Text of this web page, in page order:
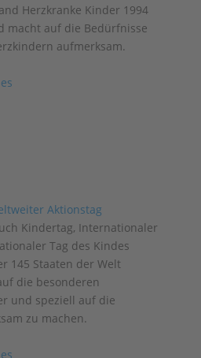
Herzkranke Kinder 1994
macht auf die Bedürfnisse
aufmerksam.
Kindertag, Internationaler
Tag des Kindes
145 Staaten der Welt
die besonderen
und speziell auf die
zu machen.